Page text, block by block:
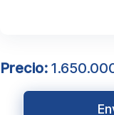
Precio: